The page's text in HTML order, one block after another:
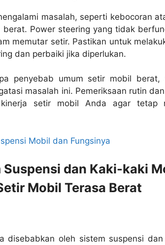
masalah, seperti kebocoran
Power steering yang tidak
memutar setir. Pastikan untuk
dan perbaiki jika diperlukan.
penyebab umum setir mobil
masalah ini. Pemeriksaan rutin
setir mobil Anda agar tetap
Mobil dan Fungsinya
dan Kaki-kaki
Mobil Terasa Berat
disebabkan oleh sistem suspensi